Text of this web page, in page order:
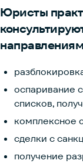
Юристы
оспаривание
списков,
комплексное
сделки с
получение